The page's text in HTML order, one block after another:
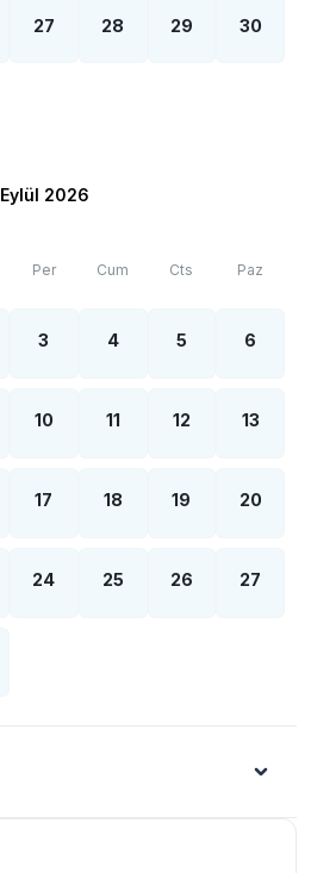
27 28 29 30
Eylül 2026
Per Cum Cts Paz
3 4 5 6
10 11 12 13
17 18 19 20
24 25 26 27